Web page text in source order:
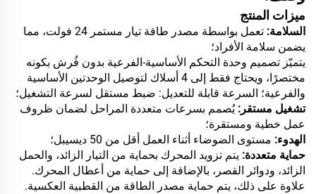
ميزات المنتج
السلامة:
تعمل بواسطة مصدر طاقة تيار مستمر 24 فولت، مما
يضمن سلامة الأفراد؛
يتميّز تصميم وحدة التحكم الأساسية-الفرعية بدون فُرش بكونه
مختصرًا، ويحتاج فقط إلى 4 أسلاك لتوصيل الوحدتين الأساسية
والفرعية؛ السرعة قابلة للتعديل: ضبط مستقل لسرعة التشغيل؛
تشغيل مستقر:يُصمم بسرعات متعددة المراحل لضمان ظروف
عمل خطية ومستقرة؛
الهدوء: مستوى الضوضاء أثناء العمل أقل من 50 ديسيبل؛
حماية متعددة: يتم تزويد المحرك بحماية من التيار الزائد، والحمل
الزائد، ودوائر القصر، بالإضافة إلى حماية من أعطال المحرك.
علاوة على ذلك، يتم حماية مصدر الطاقة من القطبية العكسية.